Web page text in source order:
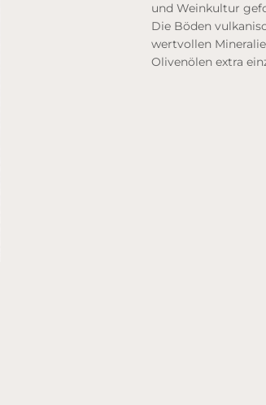
und Weinkultur
Die Böden
wertvollen
Olivenölen extra